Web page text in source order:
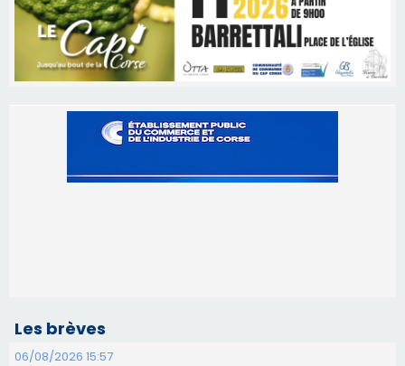
Les brèves
06/08/2026 15:57